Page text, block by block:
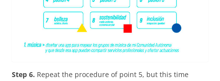
Step 6. Repeat the procedure of point 5, but this time